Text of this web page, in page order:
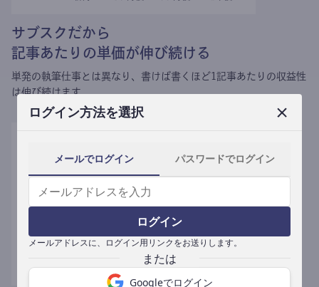
ログイン方法を選択
メールでログイン パスワードでログイン
ログイン
メールアドレスに、ログイン用リンクをお送りします。
Googleでログイン
サブスクだから
記事あたりの単価が伸び続ける
単発の執筆仕事とは異なり、 書けば書くほど1記事あたりの収益性
は伸び続けます。